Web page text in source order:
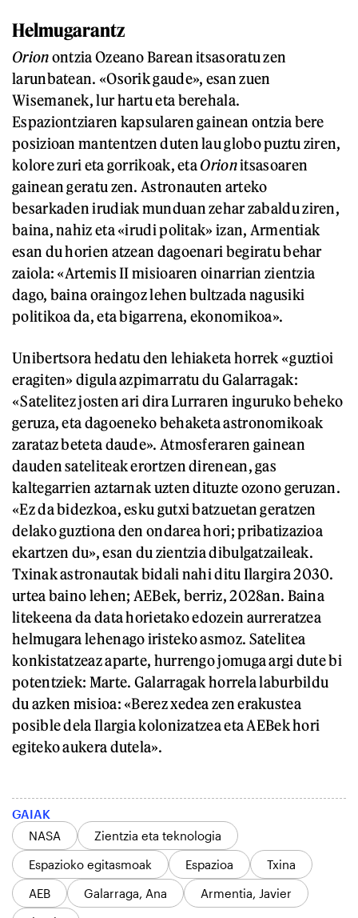
Helmugarantz
Orionontzia Ozeano Barean itsasoratu zen
larunbatean. «Osorik gaude», esan zuen
Wisemanek, lur hartu eta berehala.
Espaziontziaren kapsularen gainean ontzia bere
posizioan mantentzen duten lau globo puztu ziren,
kolore zuri eta gorrikoak, etaOrionitsasoaren
gainean geratu zen. Astronauten arteko
besarkaden irudiak munduan zehar zabaldu ziren,
baina, nahiz eta «irudi politak» izan, Armentiak
esan du horien atzean dagoenari begiratu behar
zaiola: «Artemis II misioaren oinarrian zientzia
dago, baina oraingoz lehen bultzada nagusiki
politikoa da, eta bigarrena, ekonomikoa».
Unibertsora hedatu den lehiaketa horrek «guztioi
eragiten» digula azpimarratu du Galarragak:
«Satelitez josten ari dira Lurraren inguruko beheko
geruza, eta dagoeneko behaketa astronomikoak
zarataz beteta daude». Atmosferaren gainean
dauden sateliteak erortzen direnean, gas
kaltegarrien aztarnak uzten dituzte ozono geruzan.
«Ez da bidezkoa, esku gutxi batzuetan geratzen
delako guztiona den ondarea hori; pribatizazioa
ekartzen du», esan du zientzia dibulgatzaileak.
Txinak astronautak bidali nahi ditu Ilargira 2030.
urtea baino lehen; AEBek, berriz, 2028an. Baina
litekeena da data horietako edozein aurreratzea
helmugara lehenago iristeko asmoz. Satelitea
konkistatzeaz aparte, hurrengo jomuga argi dute bi
potentziek: Marte. Galarragak horrela laburbildu
du azken misioa: «Berez xedea zen erakustea
posible dela Ilargia kolonizatzea eta AEBek hori
egiteko aukera dutela».
GAIAK
NASA
Zientzia eta teknologia
Espazioko egitasmoak
Espazioa
Txina
AEB
Galarraga, Ana
Armentia, Javier